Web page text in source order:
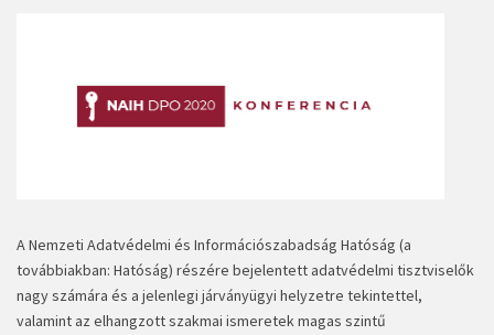
A Nemzeti Adatvédelmi és Információszabadság Hatóság (a
továbbiakban: Hatóság) részére bejelentett adatvédelmi tisztviselők
nagy számára és a jelenlegi járványügyi helyzetre tekintettel,
valamint az elhangzott szakmai ismeretek magas szintű